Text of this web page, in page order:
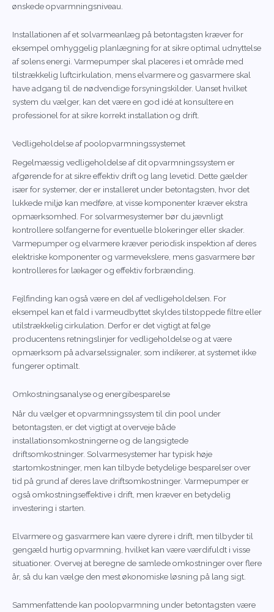
ønskede opvarmningsniveau.
Installationen af et solvarmeanlæg på betontagsten kræver for
eksempel omhyggelig planlægning for at sikre optimal udnyttelse
af solens energi. Varmepumper skal placeres i et område med
tilstrækkelig luftcirkulation, mens elvarmere og gasvarmere skal
have adgang til de nødvendige forsyningskilder. Uanset hvilket
system du vælger, kan det være en god idé at konsultere en
professionel for at sikre korrekt installation og drift.
Vedligeholdelse af poolopvarmningssystemet
Regelmæssig vedligeholdelse af dit opvarmningssystem er
afgørende for at sikre effektiv drift og lang levetid. Dette gælder
især for systemer, der er installeret under betontagsten, hvor det
lukkede miljø kan medføre, at visse komponenter kræver ekstra
opmærksomhed. For solvarmesystemer bør du jævnligt
kontrollere solfangerne for eventuelle blokeringer eller skader.
Varmepumper og elvarmere kræver periodisk inspektion af deres
elektriske komponenter og varmevekslere, mens gasvarmere bør
kontrolleres for lækager og effektiv forbrænding.
Fejlfinding kan også være en del af vedligeholdelsen. For
eksempel kan et fald i varmeudbyttet skyldes tilstoppede filtre eller
utilstrækkelig cirkulation. Derfor er det vigtigt at følge
producentens retningslinjer for vedligeholdelse og at være
opmærksom på advarselssignaler, som indikerer, at systemet ikke
fungerer optimalt.
Omkostningsanalyse og energibesparelse
Når du vælger et opvarmningssystem til din pool under
betontagsten, er det vigtigt at overveje både
installationsomkostningerne og de langsigtede
driftsomkostninger. Solvarmesystemer har typisk høje
startomkostninger, men kan tilbyde betydelige besparelser over
tid på grund af deres lave driftsomkostninger. Varmepumper er
også omkostningseffektive i drift, men kræver en betydelig
investering i starten.
Elvarmere og gasvarmere kan være dyrere i drift, men tilbyder til
gengæld hurtig opvarmning, hvilket kan være værdifuldt i visse
situationer. Overvej at beregne de samlede omkostninger over flere
år, så du kan vælge den mest økonomiske løsning på lang sigt.
Sammenfattende kan poolopvarmning under betontagsten være